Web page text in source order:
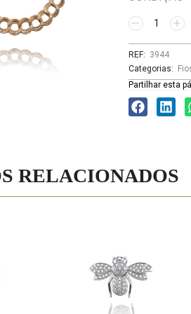
REF: 3944
Categorias:
Partilhar esta
RELACIONADOS